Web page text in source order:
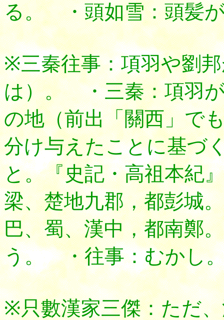
る。 ・頭如雪：頭髪
※三秦往事：項羽や劉
は）。 ・三秦：項羽
の地（前出「關西」で
分け与えたことに基づ
と。『史記・高祖本紀
梁、楚地九郡，都彭城
巴、蜀、漢中，都南鄭。
う。 ・往事：むかし
※只數漢家三傑：ただ